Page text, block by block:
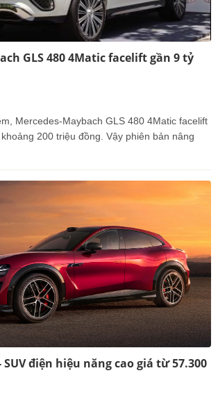
GLS 480 4Matic facelift gần 9 tỷ
Mercedes-Maybach GLS 480 4Matic facelift
200 triệu đồng. Vậy phiên bản nâng
SUV điện hiệu năng cao giá từ 57.300